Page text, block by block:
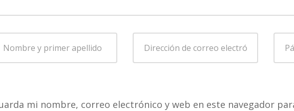
correo
web
mi nombre, correo electrónico y web en este navegador